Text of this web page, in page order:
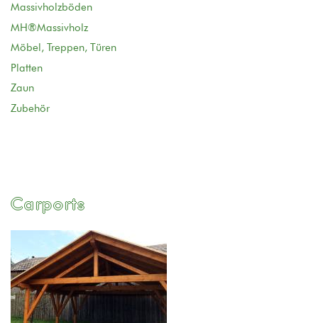
Massivholzböden
MH®Massivholz
Möbel, Treppen, Türen
Platten
Zaun
Zubehör
Carports